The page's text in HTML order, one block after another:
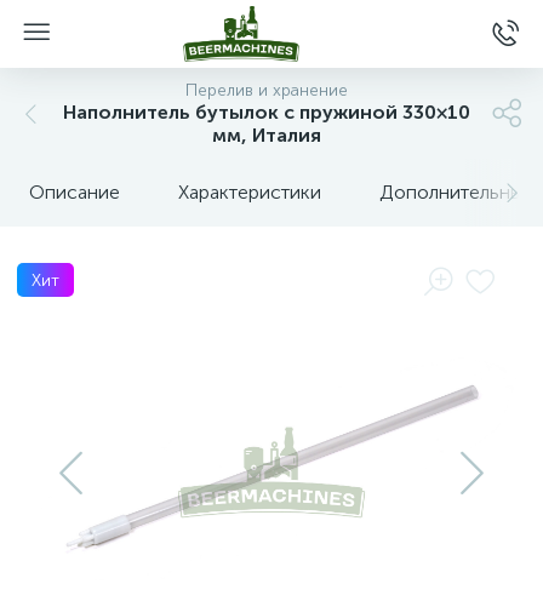
Перелив и хранение
Наполнитель бутылок с пружиной 330×10
мм, Италия
Описание Характеристики Дополнительные
Хит